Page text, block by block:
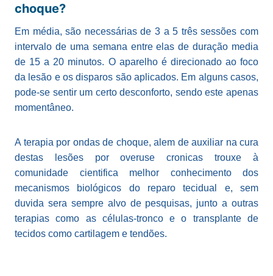
choque?
Em média, são necessárias de 3 a 5 três sessões com
intervalo de uma semana entre elas de duração media
de 15 a 20 minutos. O aparelho é direcionado ao foco
da lesão e os disparos são aplicados. Em alguns casos,
pode-se sentir um certo desconforto, sendo este apenas
momentâneo.
A terapia por ondas de choque, alem de auxiliar na cura
destas lesões por overuse cronicas trouxe à
comunidade cientifica melhor conhecimento dos
mecanismos biológicos do reparo tecidual e, sem
duvida sera sempre alvo de pesquisas, junto a outras
terapias como as células-tronco e o transplante de
tecidos como cartilagem e tendões.